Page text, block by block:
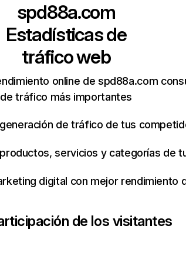
spd88a.com
Estadísticas de
tráfico web
online de spd88a.com
de tráfico más importantes
de tráfico de tus
servicios y categorías de
digital con mejor rendimiento
de los visitantes